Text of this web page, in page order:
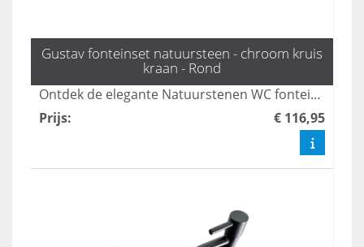
Gustav fonteinset natuursteen - chroom kruis
kraan - Rond
Ontdek de elegante Natuurstenen WC fonteinset, zoals de Gustav, compleet met een stijlvolle zilveren kruiskop kraan en sifon van L'aqua. Deze fonteinsets combineren functionaliteit met een prachtig design, perfect voor elk modern toilet. Bestel snel en geef jouw toilet een luxe upgrade met deze unieke fonteintjes.
Prijs: € 116,95